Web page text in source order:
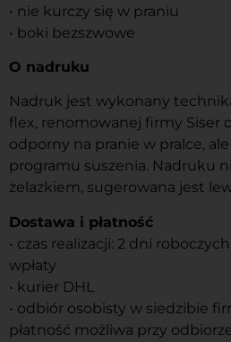
• nie kurczy się w praniu
• boki bezszwowe
O nadruku
Nadruk jest wykonany
flex, renomowanej firmy Siser
odporny na pranie w pralce,
programu suszenia. Nadruku
żelazkiem, sugerowana jest
Dostawa i płatność
• czas realizacji: 2 dni
wpłaty
• kurier DHL
• odbiór osobisty w siedzibie
płatność możliwa przy